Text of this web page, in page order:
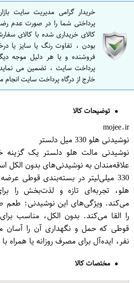
خریدار گرامی مدیریت سایت
پرداختی شما را در صورت عدم
کالای خریداری شده با کالای
بودن ، تفاوت رنگ یا سایز یا
فروشنده و یا هر دلیل موجه
پرداخت سایت ، تضمین می
خارج از درگاه پرداخت سایت انجام
توضیحات کالا
mojee.ir
نوشیدنی هلو 330 میل دلستر
نوشیدنی مالت هلو دلستر یک
علاقه‌مندان به نوشیدنی‌های بدون
330 میلی‌لیتر در بسته‌بندی قوطی
هلو، تجربه‌ای تازه و لذت‌بخش را
می‌کند. ویژگی‌های این نوشیدنی: طعم
را القا می‌کند. بدون الکل، مناسب
قوطی که حمل و نگهداری آن را
نفر، ایده‌آل برای مصرف روزانه یا همراه
مختصات کالا